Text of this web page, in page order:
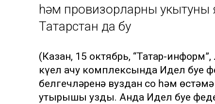
һәм провизорларны
Татарстан да бу
(Казан, 15 октябрь, “Татар-
күңел ачу комплексында Идел буе
белгечләренә вуздан соң һәм
утырышы узды. Анда Идел буе